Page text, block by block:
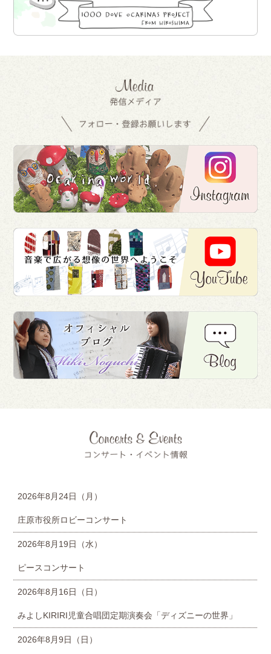
2026年8月24日（月）
庄原市役所ロビーコンサート
2026年8月19日（水）
ピースコンサート
2026年8月16日（日）
みよしKIRIRI児童合唱団定期演奏会「ディズニーの世界」
2026年8月9日（日）